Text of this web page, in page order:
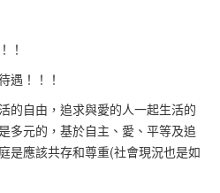
！
遇！！！
的自由，追求與愛的人一起生活的
多元的，基於自主、愛、平等及追
是應該共存和尊重(社會現況也是如